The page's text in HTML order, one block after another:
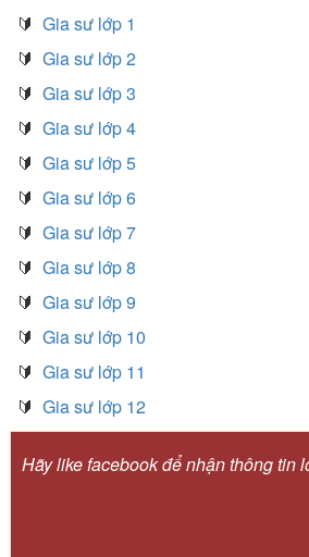
🔰 Gia sư lớp 1
🔰 Gia sư lớp 2
🔰 Gia sư lớp 3
🔰 Gia sư lớp 4
🔰 Gia sư lớp 5
🔰 Gia sư lớp 6
🔰 Gia sư lớp 7
🔰 Gia sư lớp 8
🔰 Gia sư lớp 9
🔰 Gia sư lớp 10
🔰 Gia sư lớp 11
🔰 Gia sư lớp 12
Hãy like facebook để nhận thông tin